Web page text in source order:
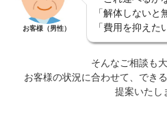
お客様（男性）
「解体しないと
「費用を抑えた
そんなご相談も
お客様の状況に合わせて、でき
提案いたし